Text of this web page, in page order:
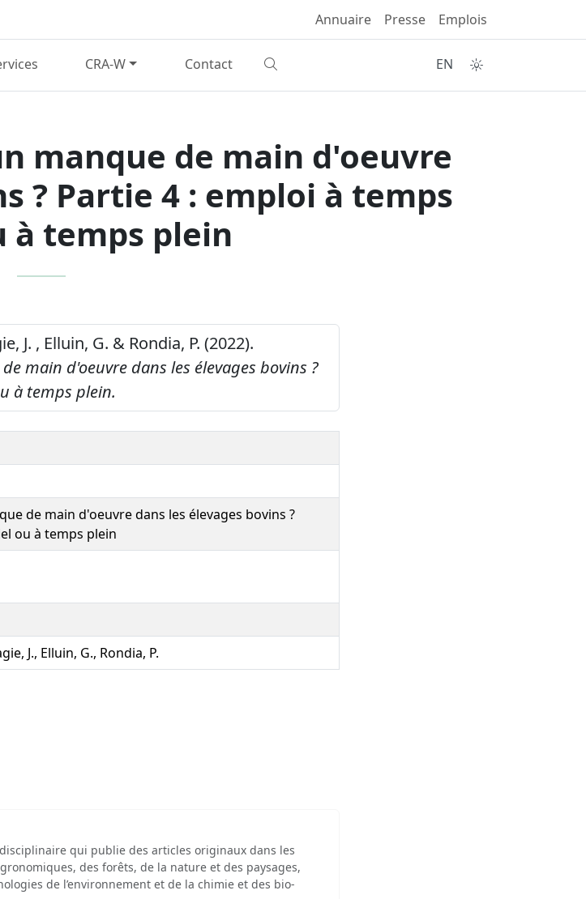
Annuaire Presse Emplois
CRA-W Contact EN
manque de main d'oeuvre
? Partie 4 : emploi à temps
à temps plein
J. , Elluin, G. & Rondia, P. (2022).
main d'oeuvre dans les élevages bovins ?
à temps plein.
de main d'oeuvre dans les élevages bovins ?
ou à temps plein
J., Elluin, G., Rondia, P.
qui publie des articles originaux dans les
des forêts, de la nature et des paysages,
de l’environnement et de la chimie et des bio-